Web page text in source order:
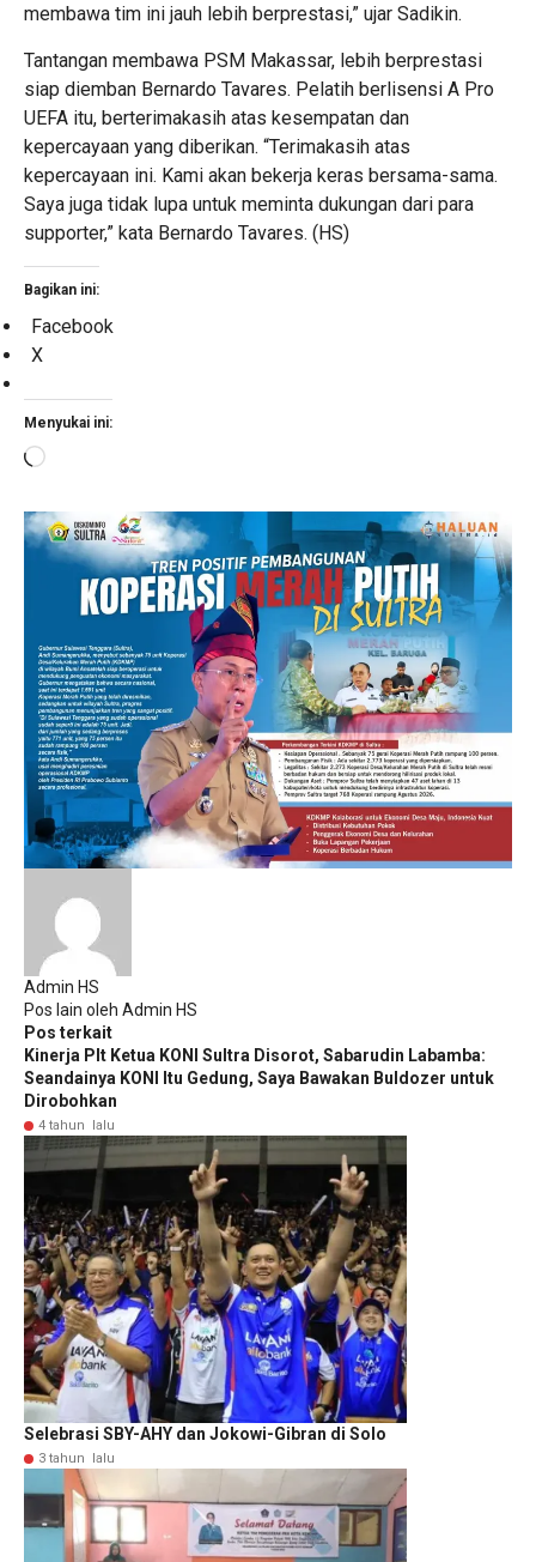
membawa tim ini jauh lebih berprestasi,” ujar Sadikin.
Tantangan membawa PSM Makassar, lebih berprestasi
siap diemban Bernardo Tavares. Pelatih berlisensi A Pro
UEFA itu, berterimakasih atas kesempatan dan
kepercayaan yang diberikan. “Terimakasih atas
kepercayaan ini. Kami akan bekerja keras bersama-sama.
Saya juga tidak lupa untuk meminta dukungan dari para
supporter,” kata Bernardo Tavares. (HS)
Bagikan ini:
Facebook
X
Menyukai ini:
Memuat...
Admin HS
Pos lain oleh Admin HS
Pos terkait
Kinerja Plt Ketua KONI Sultra Disorot, Sabarudin Labamba:
Seandainya KONI Itu Gedung, Saya Bawakan Buldozer untuk
Dirobohkan
4 tahun lalu
Selebrasi SBY-AHY dan Jokowi-Gibran di Solo
3 tahun lalu